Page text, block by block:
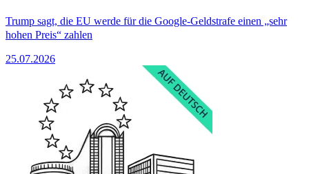
Trump sagt, die EU werde für die Google-Geldstrafe einen „sehr
hohen Preis“ zahlen
25.07.2026